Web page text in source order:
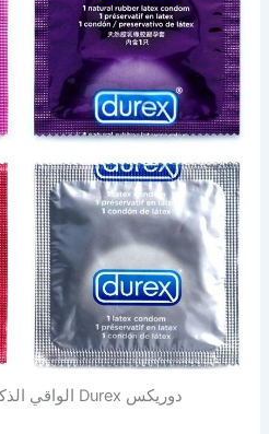
دوريكس Durex الواقي الذكرى رقم واحد عالميا